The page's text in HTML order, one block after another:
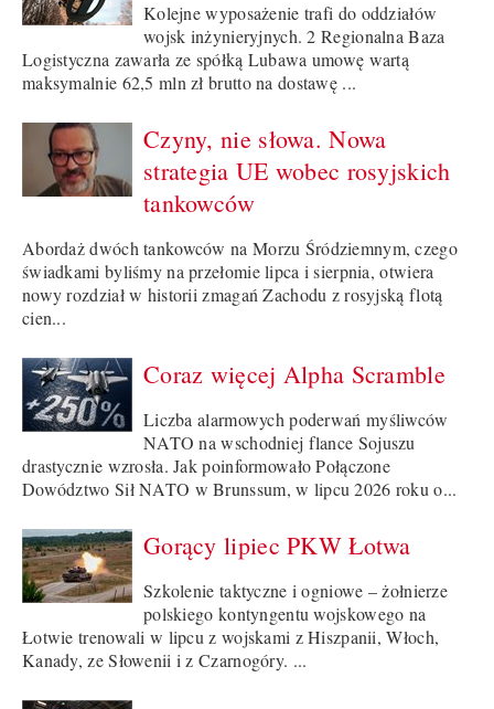
Kolejne wyposażenie trafi do oddziałów
wojsk inżynieryjnych. 2 Regionalna Baza
Logistyczna zawarła ze spółką Lubawa umowę wartą
maksymalnie 62,5 mln zł brutto na dostawę ...
Czyny, nie słowa. Nowa
strategia UE wobec rosyjskich
tankowców
Abordaż dwóch tankowców na Morzu Śródziemnym, czego
świadkami byliśmy na przełomie lipca i sierpnia, otwiera
nowy rozdział w historii zmagań Zachodu z rosyjską flotą
cien...
Coraz więcej Alpha Scramble
Liczba alarmowych poderwań myśliwców
NATO na wschodniej flance Sojuszu
drastycznie wzrosła. Jak poinformowało Połączone
Dowództwo Sił NATO w Brunssum, w lipcu 2026 roku o...
Gorący lipiec PKW Łotwa
Szkolenie taktyczne i ogniowe – żołnierze
polskiego kontyngentu wojskowego na
Łotwie trenowali w lipcu z wojskami z Hiszpanii, Włoch,
Kanady, ze Słowenii i z Czarnogóry. ...